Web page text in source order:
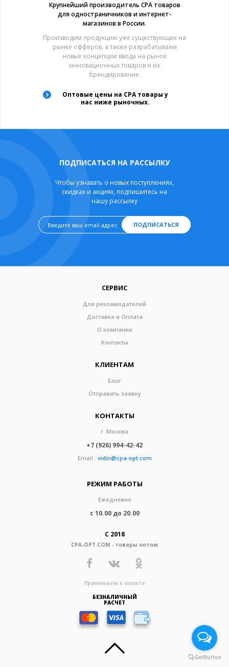
Крупнейший производитель CPA товаров
для одностраничников и интернет-
магазинов в России.
Производим продукцию уже существующих на
рынке офферов, а также разрабатываем
новые концепции ввода на рынок
инновационных товаров и их
брендирование.
Оптовые цены на CPA товары у
нас ниже рыночных.
ПОДПИСАТЬСЯ НА РАССЫЛКУ
Чтобы узнавать о новых поступлениях,
скидках и акциях, подпишитесь на
нашу рассылку
ПОДПИСАТЬСЯ
СЕРВИС
Для рекламодателей
Доставка и Оплата
О компании
Контакты
КЛИЕНТАМ
Блог
Отправить заявку
КОНТАКТЫ
г. Москва
+7 (926) 994-42-42
Email : vidin@cpa-opt.com
РЕЖИМ РАБОТЫ
Ежедневно
с 10.00 до 20.00
С 2018
CPA-OPT.COM - товары оптом
Принимаем к оплате
БЕЗНАЛИЧНЫЙ
РАСЧЕТ